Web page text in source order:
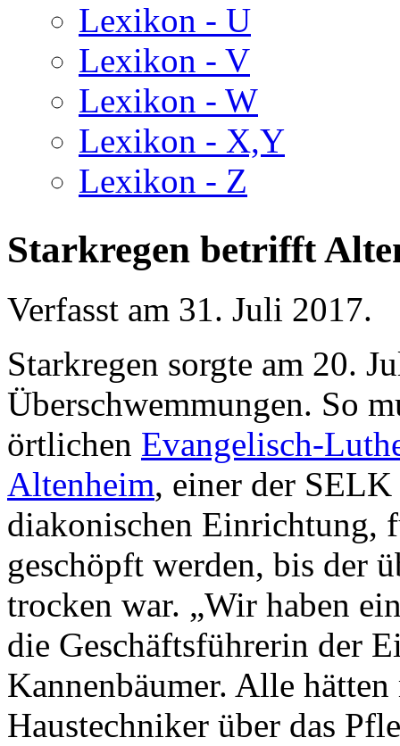
Lexikon - U
Lexikon - V
Lexikon - W
Lexikon - X,Y
Lexikon - Z
Starkregen betrifft
Verfasst am 31. Juli 2017.
Starkregen sorgte am 20.
Überschwemmungen. So
örtlichen Evangelisch-
Altenheim, einer der SELK
diakonischen Einrichtung,
geschöpft werden, bis der
trocken war. „Wir haben
die Geschäftsführerin der
Kannenbäumer. Alle
Haustechniker über das